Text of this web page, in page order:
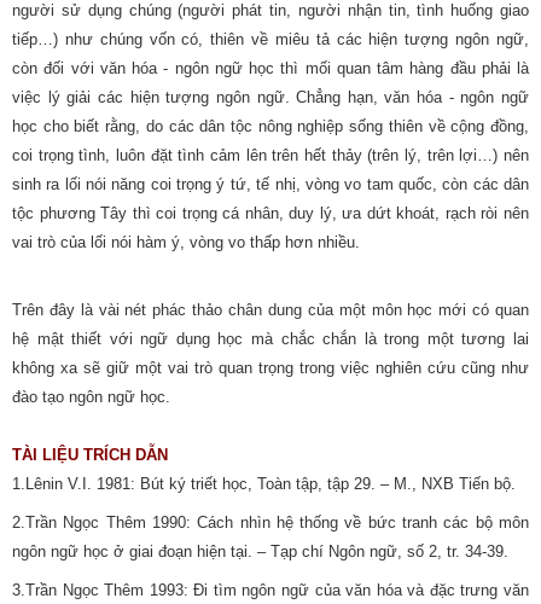
người sử dụng chúng (người phát tin, người nhận tin, tình huống giao
tiếp…) như chúng vốn có, thiên về miêu tả các hiện tượng ngôn ngữ,
còn đối với văn hóa - ngôn ngữ học thì mối quan tâm hàng đầu phải là
việc lý giải các hiện tượng ngôn ngữ. Chẳng hạn, văn hóa - ngôn ngữ
học cho biết rằng, do các dân tộc nông nghiệp sống thiên về cộng đồng,
coi trọng tình, luôn đặt tình cảm lên trên hết thảy (trên lý, trên lợi…) nên
sinh ra lối nói năng coi trọng ý tứ, tế nhị, vòng vo tam quốc, còn các dân
tộc phương Tây thì coi trọng cá nhân, duy lý, ưa dứt khoát, rạch ròi nên
vai trò của lối nói hàm ý, vòng vo thấp hơn nhiều.
Trên đây là vài nét phác thảo chân dung của một môn học mới có quan
hệ mật thiết với ngữ dụng học mà chắc chắn là trong một tương lai
không xa sẽ giữ một vai trò quan trọng trong việc nghiên cứu cũng như
đào tạo ngôn ngữ học.
TÀI LIỆU TRÍCH DẪN
1.Lênin V.I. 1981: Bút ký triết học, Toàn tập, tập 29. – M., NXB Tiến bộ.
2.Trần Ngọc Thêm 1990: Cách nhìn hệ thống về bức tranh các bộ môn
ngôn ngữ học ở giai đoạn hiện tại. – Tạp chí Ngôn ngữ, số 2, tr. 34-39.
3.Trần Ngọc Thêm 1993: Đi tìm ngôn ngữ của văn hóa và đặc trưng văn